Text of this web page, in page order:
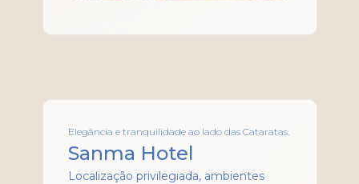
Elegância e tranquilidade ao lado das Cataratas.
Sanma Hotel
Localização privilegiada, ambientes